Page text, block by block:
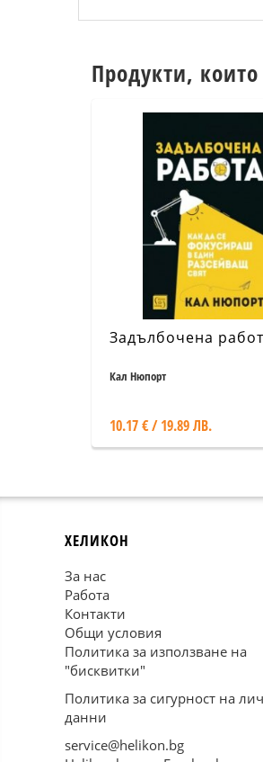
Продукти,
Задълбочена
Кал Нюпорт
10.17 € / 19.89 ЛВ.
ХЕЛИКОН
За нас
Работа
Контакти
Общи условия
Политика за използване на
"бисквитки"
Политика за сигурност на
данни
service@helikon.bg